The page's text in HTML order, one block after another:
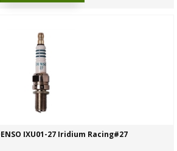
IXU01-27 Iridium Racing#27